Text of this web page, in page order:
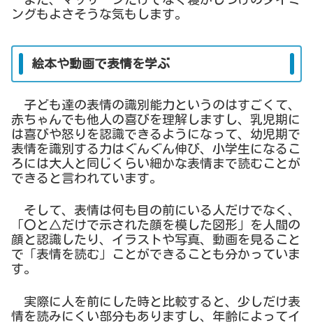
ングもよさそうな気もします。
絵本や動画で表情を学ぶ
子ども達の表情の識別能力というのはすごくて、
赤ちゃんでも他人の喜びを理解しますし、乳児期に
は喜びや怒りを認識できるようになって、幼児期で
表情を識別する力はぐんぐん伸び、小学生になるこ
ろには大人と同じくらい細かな表情まで読むことが
できると言われています。
そして、表情は何も目の前にいる人だけでなく、
「〇と△だけで示された顔を模した図形」を人間の
顔と認識したり、イラストや写真、動画を見ること
で「表情を読む」ことができることも分かっていま
す。
実際に人を前にした時と比較すると、少しだけ表
情を読みにくい部分もありますし、年齢によってイ